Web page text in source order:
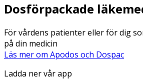
Dosförpackade
För vårdens patienter eller för dig
på din medicin
Läs mer om Apodos och Dospac
Ladda ner vår app